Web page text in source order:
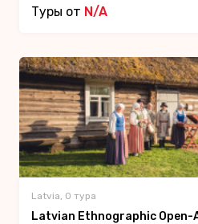
Туры от N/A
Latvia, 0 тура
Latvian Ethnographic Open-